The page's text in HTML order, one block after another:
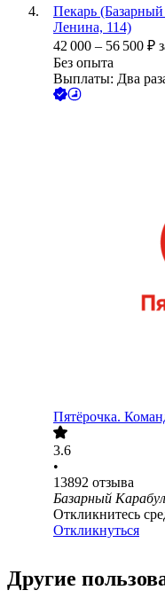
Пекарь
Ленина, 114)
42 000 – 56 500 ₽
Без опыта
Выплаты: Два
Пятёрочка.
3.6
•
13892 отзыва
Базарный
Откликнитесь
Откликнуться
Другие